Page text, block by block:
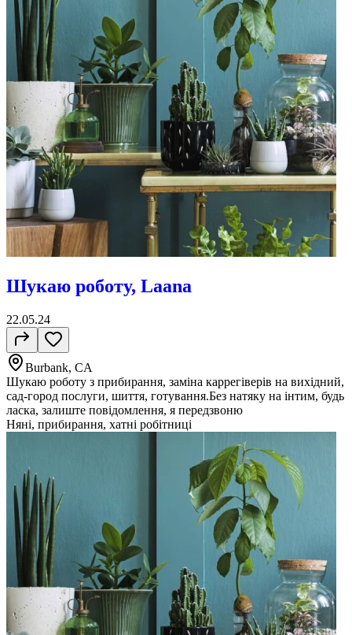
Шукаю роботу, Laana
22.05.24
Burbank, CA
Шукаю роботу з прибирання, заміна каррегіверів на вихідний,
сад-город послуги, шиття, готування.Без натяку на інтим, будь
ласка, залиште повідомлення, я передзвоню
Няні, прибирання, хатні робітниці